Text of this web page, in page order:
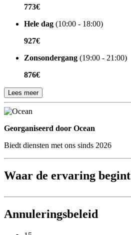
773€
Hele dag (10:00 - 18:00)
927€
Zonsondergang (19:00 - 21:00)
876€
Lees meer
Georganiseerd door
Georganiseerd door Ocean
Biedt diensten met ons sinds 2026
Waar de ervaring begint
Annuleringsbeleid